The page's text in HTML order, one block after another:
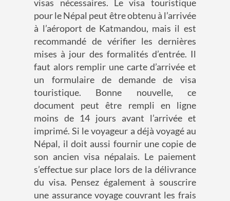
visas nécessaires. Le visa touristique
pour le Népal peut être obtenu à l’arrivée
à l’aéroport de Katmandou, mais il est
recommandé de vérifier les dernières
mises à jour des formalités d’entrée. Il
faut alors remplir une carte d’arrivée et
un formulaire de demande de visa
touristique. Bonne nouvelle, ce
document peut être rempli en ligne
moins de 14 jours avant l’arrivée et
imprimé. Si le voyageur a déjà voyagé au
Népal, il doit aussi fournir une copie de
son ancien visa népalais. Le paiement
s’effectue sur place lors de la délivrance
du visa. Pensez également à souscrire
une assurance voyage couvrant les frais